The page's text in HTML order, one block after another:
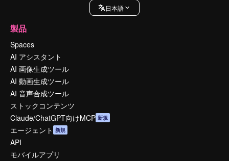
日本語
製品
Spaces
AI アシスタント
AI 画像生成ツール
AI 動画生成ツール
AI 音声合成ツール
ストックコンテンツ
Claude/ChatGPT向けMCP 新規
エージェント 新規
API
モバイルアプリ